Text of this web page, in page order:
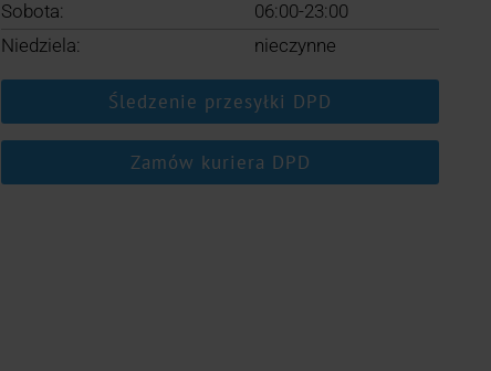
Sobota:
06:00-23:00
Niedziela:
nieczynne
Śledzenie przesyłki DPD
Zamów kuriera DPD